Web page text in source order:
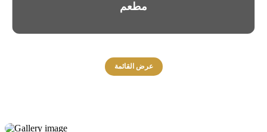
مطعم
عرض القائمة